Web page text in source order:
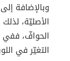
وبالإضافة
الأصليّة،
الحوافّ، ففي
التغيّر في